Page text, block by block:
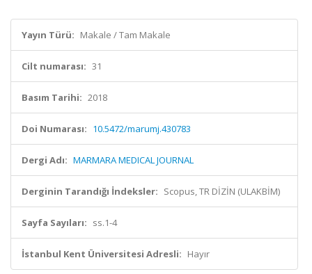
Yayın Türü: Makale / Tam Makale
Cilt numarası: 31
Basım Tarihi: 2018
Doi Numarası: 10.5472/marumj.430783
Dergi Adı: MARMARA MEDICAL JOURNAL
Derginin Tarandığı İndeksler: Scopus, TR DİZİN (ULAKBİM)
Sayfa Sayıları: ss.1-4
İstanbul Kent Üniversitesi Adresli: Hayır